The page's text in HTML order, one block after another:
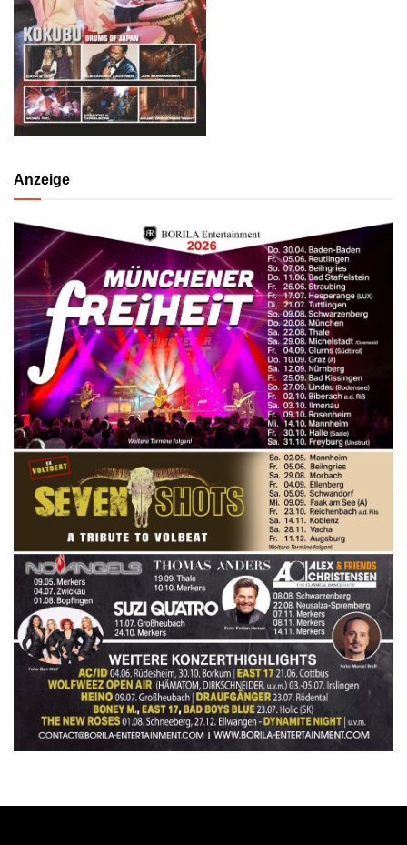
Anzeige